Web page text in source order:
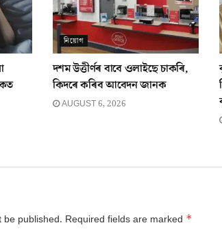
নিয়োগ
দশম উত্তীৰ্ণৰ বাবে ওলাইছে চাকৰি,
কিদৰে কৰিব আবেদন জানক
AUGUST 6, 2026
be published. Required fields are marked *